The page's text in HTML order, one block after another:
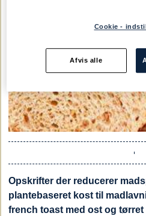
Opskrifter der reducerer
plantebaseret kost til
french toast med ost og tørret
Cookie -
Afvis alle